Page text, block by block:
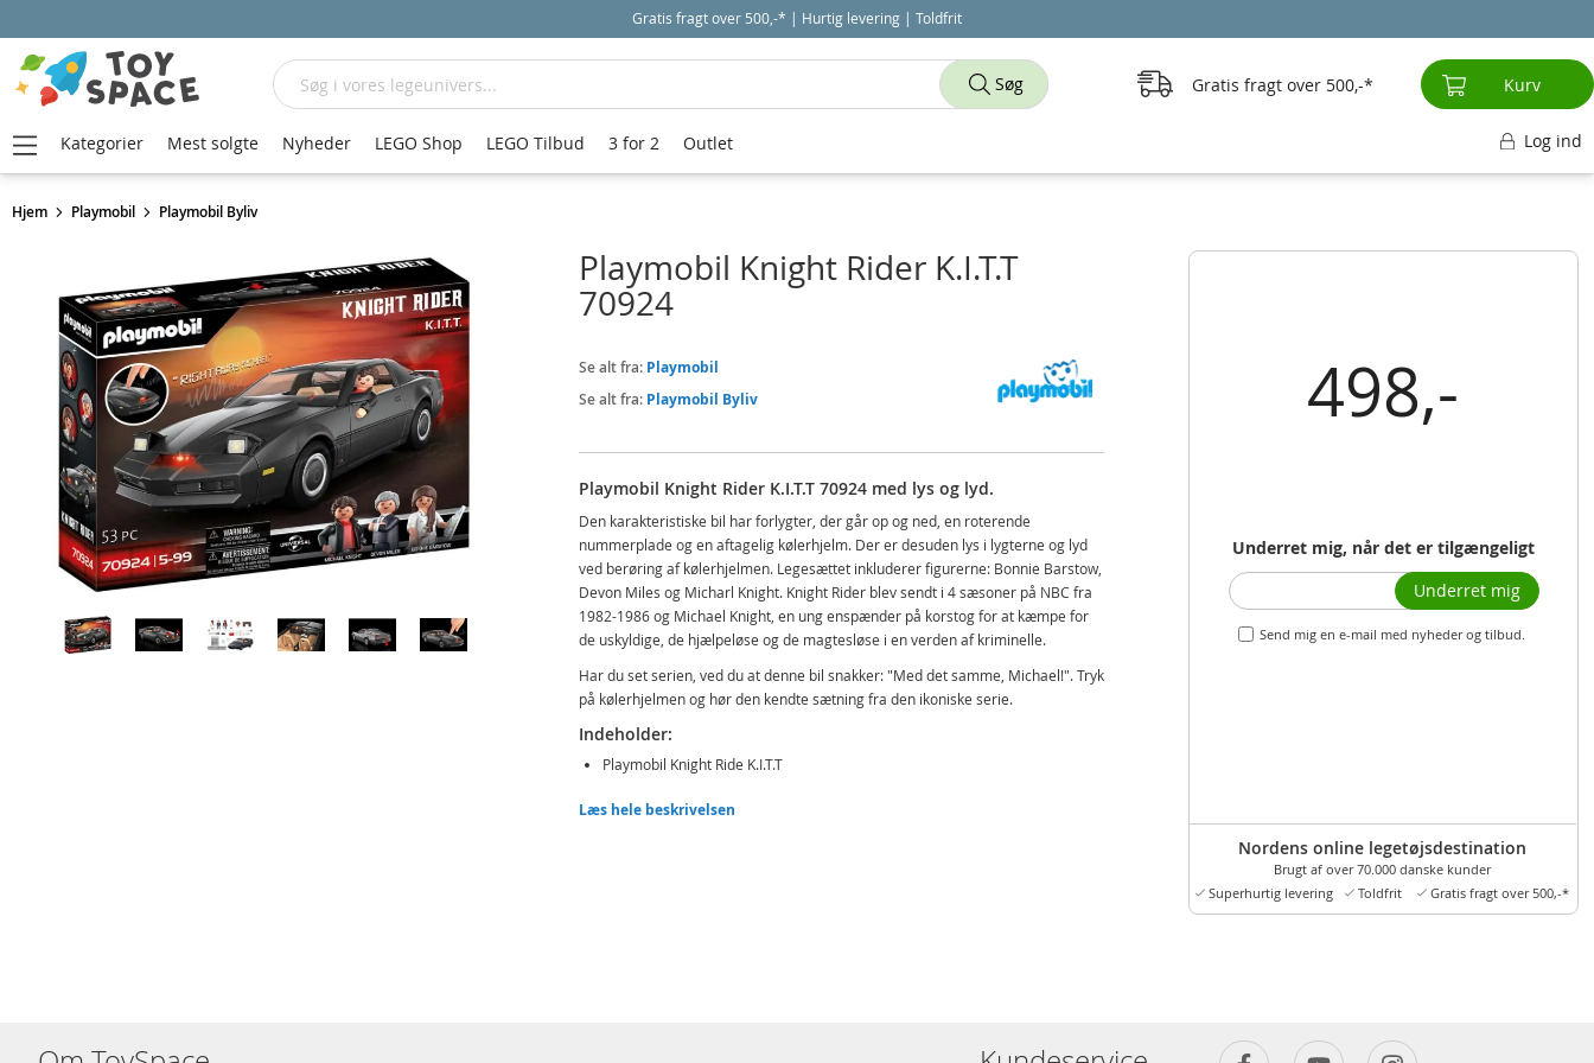
Gratis fragt over 500,-* | Hurtig levering | Toldfrit
Hjem Playmobil Playmobil Byliv
498,-
Underret mig, når det er tilgængeligt
Send mig en e-mail med nyheder og tilbud.
Underret mig
Nordens online legetøjsdestination
Brugt af over 70.000 danske kunder
Superhurtig levering
Toldfrit Gratis fragt over 500,-*
Playmobil Knight Rider K.I.T.T
70924
Se alt fra: Playmobil
Se alt fra: Playmobil Byliv
Playmobil Knight Rider K.I.T.T 70924 med lys og lyd.
Den karakteristiske bil har forlygter, der går op og ned, en roterende
nummerplade og en aftagelig kølerhjelm. Der er desuden lys i lygterne og lyd
ved berøring af kølerhjelmen. Legesættet inkluderer figurerne: Bonnie Barstow,
Devon Miles og Micharl Knight. Knight Rider blev sendt i 4 sæsoner på NBC fra
1982-1986 og Michael Knight, en ung enspænder på korstog for at kæmpe for
de uskyldige, de hjælpeløse og de magtesløse i en verden af kriminelle.
Har du set serien, ved du at denne bil snakker: "Med det samme, Michael!". Tryk
på kølerhjelmen og hør den kendte sætning fra den ikoniske serie.
Indeholder:
Playmobil Knight Ride K.I.T.T
Læs hele beskrivelsen
Søg
Søg Gratis fragt over 500,- Kurv
Kategorier Mest solgte Nyheder LEGO Shop LEGO Tilbud 3 for 2 Outlet Log ind